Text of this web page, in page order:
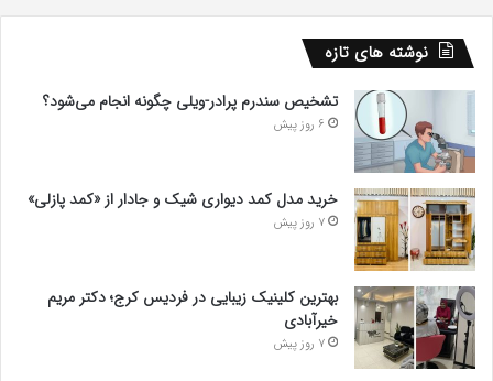
نوشته های تازه
تشخیص سندرم پرادر-ویلی چگونه انجام می‌شود؟
6 روز پیش
خرید مدل کمد دیواری شیک و جادار از «کمد پازلی»
7 روز پیش
بهترین کلینیک زیبایی در فردیس کرج؛ دکتر مریم
خیرآبادی
7 روز پیش